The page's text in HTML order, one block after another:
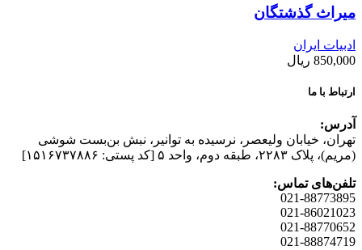
میراث گذشتگان
ادبیات ایران
850,000 ریال
ارتباط با ما
آدرس:
تهران، خیابان وليعصر، نرسيده به توانير، نبش بن‌بست شوشی
(مريم)، پلاک ۲۲۸۳، طبقه دوم، واحد ۵ [کد پستی: ۱۵۱۶۷۳۷۸۸۶]
تلفن‌های تماس:
021-88773895
021-86021023
021-88770652
021-88874719